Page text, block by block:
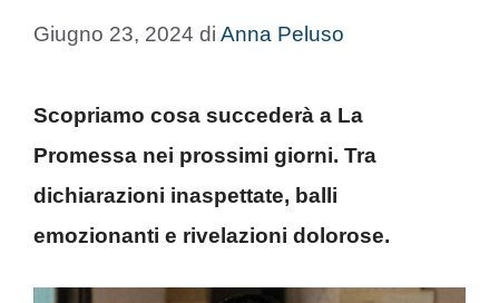
Giugno 23, 2024 di Anna Peluso
Scopriamo cosa succederà a La
Promessa nei prossimi giorni. Tra
dichiarazioni inaspettate, balli
emozionanti e rivelazioni dolorose.